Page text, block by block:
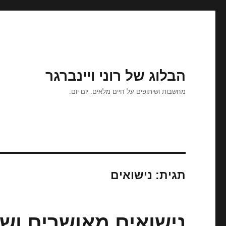
הבלוג של רוני ויינברגר
מחשבות ושיתופים על חיים מלאים. יום יום.
תגית: נישואים